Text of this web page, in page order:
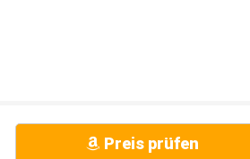
Preis prüfen